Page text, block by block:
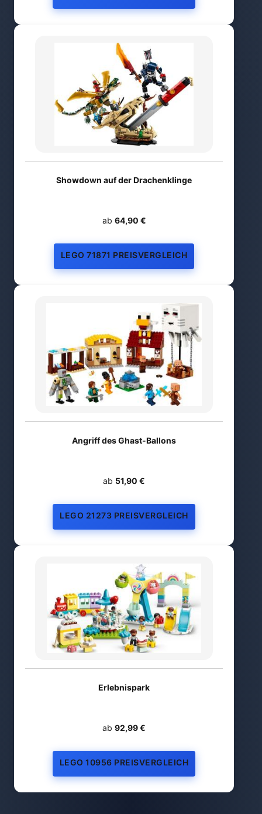
Showdown auf der Drachenklinge
ab 64,90 €
LEGO 71871 PREISVERGLEICH
Angriff des Ghast-Ballons
ab 51,90 €
LEGO 21273 PREISVERGLEICH
Erlebnispark
ab 92,99 €
LEGO 10956 PREISVERGLEICH